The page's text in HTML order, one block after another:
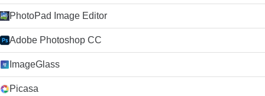
PhotoPad Image Editor
Adobe Photoshop CC
ImageGlass
Picasa